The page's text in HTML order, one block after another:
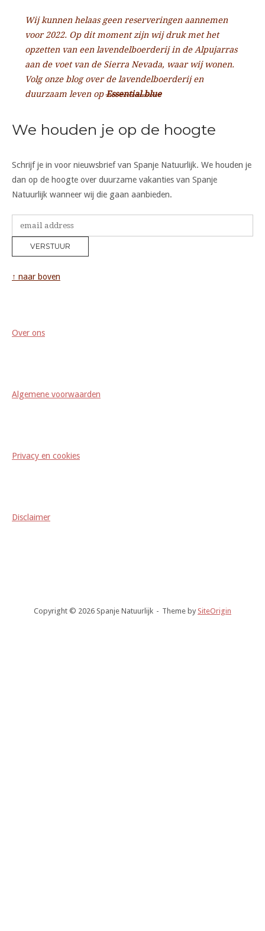
Wij kunnen helaas geen reserveringen aannemen
voor 2022. Op dit moment zijn wij druk met het
opzetten van een lavendelboerderij in de Alpujarras
aan de voet van de Sierra Nevada, waar wij wonen.
Volg onze blog over de lavendelboerderij en
duurzaam leven op Essential.blue
We houden je op de hoogte
Schrijf je in voor nieuwsbrief van Spanje Natuurlijk. We houden je
dan op de hoogte over duurzame vakanties van Spanje
Natuurlijk wanneer wij die gaan aanbieden.
↑ naar boven
Over ons
Algemene voorwaarden
Privacy en cookies
Disclaimer
Copyright © 2026 Spanje Natuurlijk Theme by SiteOrigin